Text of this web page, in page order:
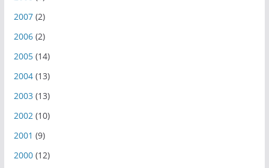
2007(2)
2006(2)
2005(14)
2004(13)
2003(13)
2002(10)
2001 (9)
2000(12)